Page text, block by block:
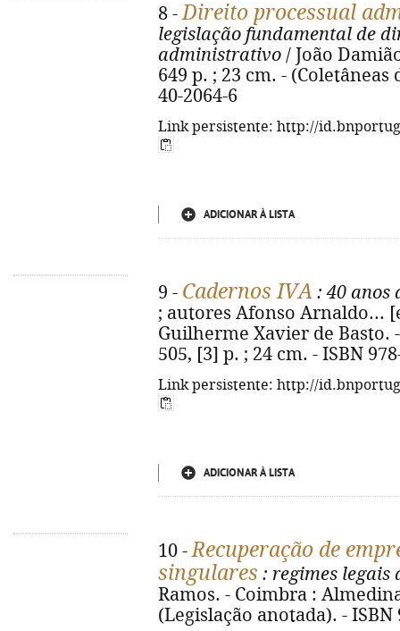
8 -Direito processual
legislação fundamental de
administrativo / João
649 p. ; 23 cm. - (Coletâneas
40-2064-6
Link persistente: http://
ADICIONAR À LISTA
9 - Cadernos IVA : 40 anos
; autores Afonso Arnaldo...
Guilherme Xavier de Basto.
505, [3] p. ; 24 cm. - ISBN
Link persistente: http://
ADICIONAR À LISTA
10 -Recuperação de
singulares : regimes legais
Ramos. - Coimbra :
(Legislação anotada). - ISBN